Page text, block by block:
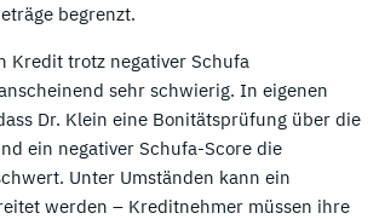
begrenzt.
Kredit trotz negativer Schufa
sehr schwierig. In eigenen
Dr. Klein eine Bonitätsprüfung über die
ein negativer Schufa-Score die
Unter Umständen kann ein
werden – Kreditnehmer müssen ihre